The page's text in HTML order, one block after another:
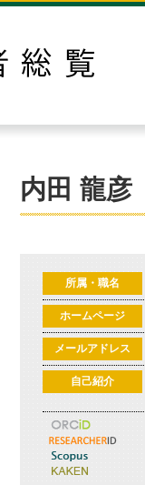
内田 龍彦
所属・職名
ホームページ
メールアドレス
自己紹介